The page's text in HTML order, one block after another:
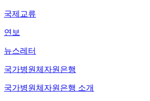
국제교류
연보
뉴스레터
국가병원체자원은행
국가병원체자원은행 소개